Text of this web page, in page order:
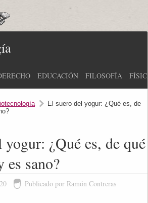
EDUCACIÓN FILOSOFÍA
El suero del yogur: ¿Qué es, de
¿Qué es, de qué
es sano?
Publicado por Ramón Contreras